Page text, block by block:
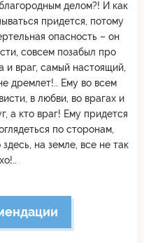
делом?! И как
придется, потому
опасность – он
совсем позабыл про
и враг, самый настоящий,
дремлет!.. Ему во всем
в любви, во врагах и
а кто враг! Ему придется
по сторонам,
на земле, все не так